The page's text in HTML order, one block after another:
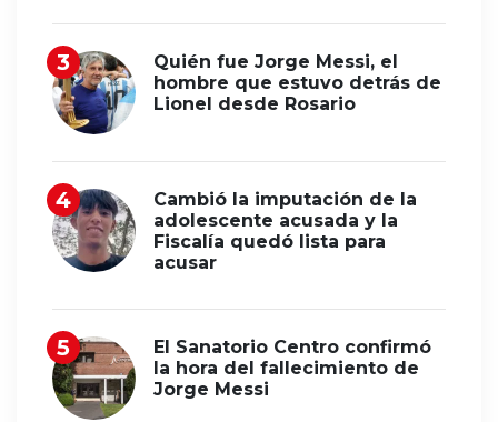
Quién fue Jorge Messi, el
hombre que estuvo detrás de
Lionel desde Rosario
Cambió la imputación de la
adolescente acusada y la
Fiscalía quedó lista para
acusar
El Sanatorio Centro confirmó
la hora del fallecimiento de
Jorge Messi